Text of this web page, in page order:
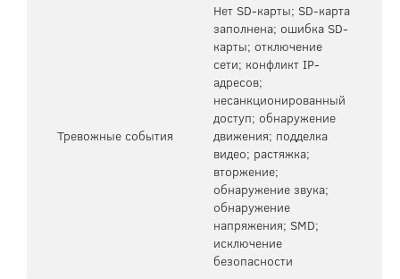
Тревожные события
Нет SD-карты; SD-карта
заполнена; ошибка SD-
карты; отключение
сети; конфликт IP-
адресов;
несанкционированный
доступ; обнаружение
движения; подделка
видео; растяжка;
вторжение;
обнаружение звука;
обнаружение
напряжения; SMD;
исключение
безопасности